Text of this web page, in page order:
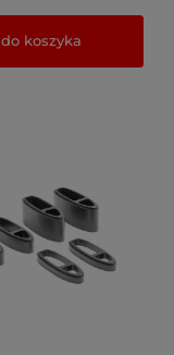
do koszyka